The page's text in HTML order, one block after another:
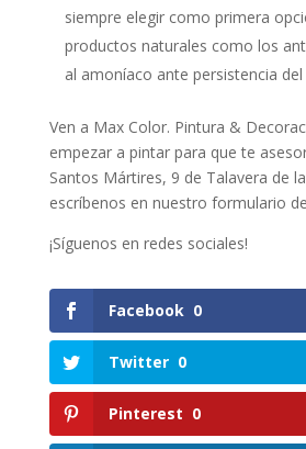
siempre elegir como primera
productos naturales como los
al amoníaco ante persistencia
Ven a Max Color. Pintura &
empezar a pintar para que te
Santos Mártires, 9 de Talavera de
escríbenos en nuestro formulario de
¡Síguenos en redes sociales!
Facebook 0
Twitter 0
Pinterest 0